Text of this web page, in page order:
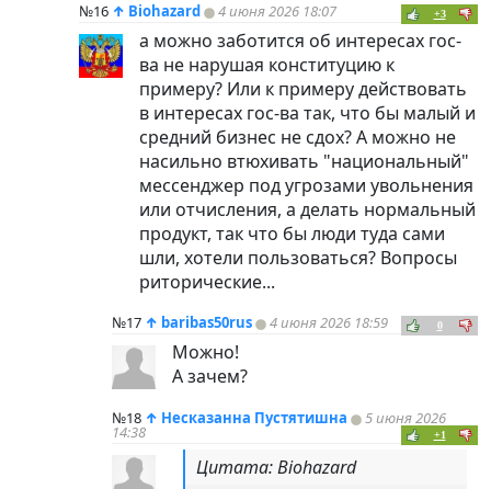
№16 ↑ Biohazard 4 июня 2026 18:07 +3
а можно заботится об интересах гос-
ва не нарушая конституцию к
примеру? Или к примеру действовать
в интересах гос-ва так, что бы малый и
средний бизнес не сдох? А можно не
насильно втюхивать "национальный"
мессенджер под угрозами увольнения
или отчисления, а делать нормальный
продукт, так что бы люди туда сами
шли, хотели пользоваться? Вопросы
риторические...
№17 ↑ baribas50rus 4 июня 2026 18:59 0
Можно!
А зачем?
№18 ↑ Несказанна Пустятишна 5 июня 2026
14:38 +1
Цитата: Biohazard